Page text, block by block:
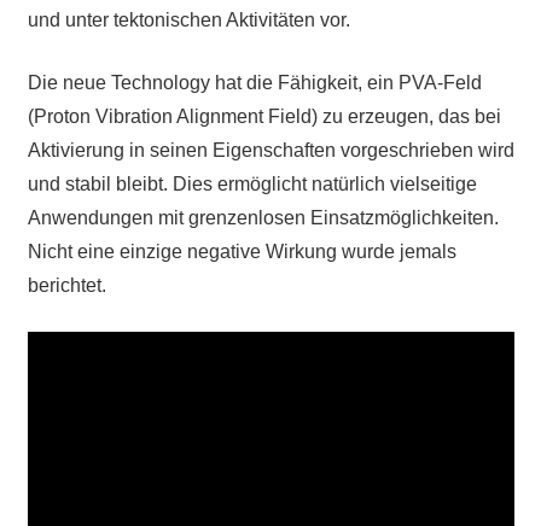
und unter tektonischen Aktivitäten vor.
Die neue Technology hat die Fähigkeit, ein PVA-Feld
(Proton Vibration Alignment Field) zu erzeugen, das bei
Aktivierung in seinen Eigenschaften vorgeschrieben wird
und stabil bleibt. Dies ermöglicht natürlich vielseitige
Anwendungen mit grenzenlosen Einsatzmöglichkeiten.
Nicht eine einzige negative Wirkung wurde jemals
berichtet.